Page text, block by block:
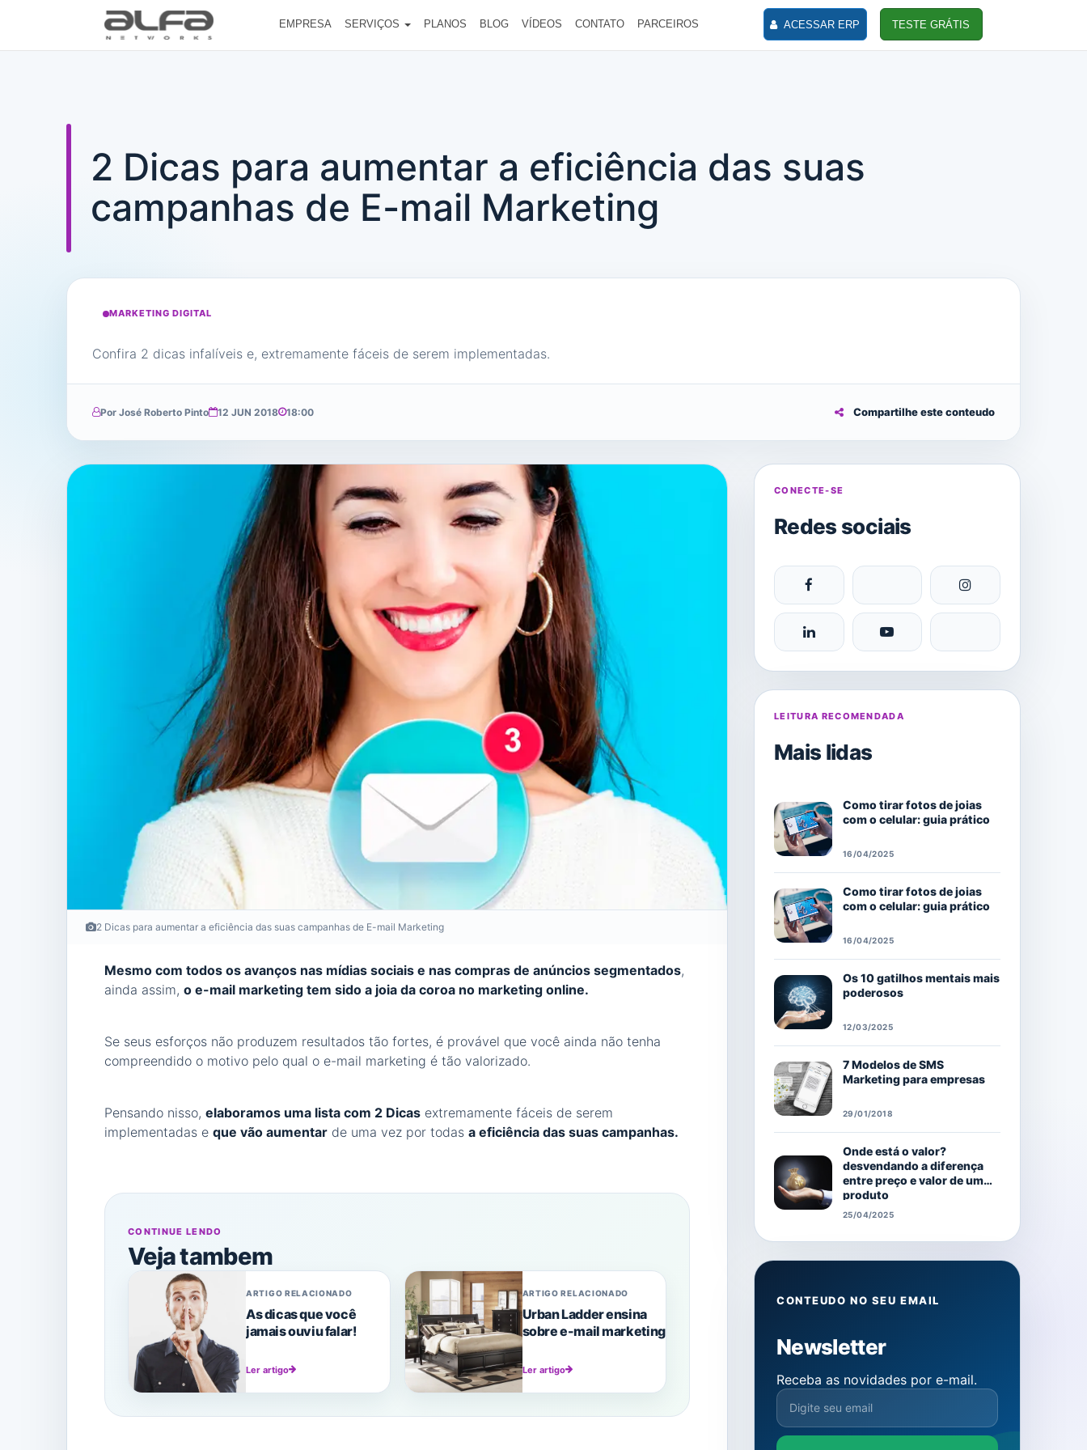
EMPRESA SERVIÇOS PLANOS BLOG VÍDEOS CONTATO PARCEIROS ACESSAR ERP TESTE GRÁTIS
2 Dicas para aumentar a eficiência das suas
campanhas de E-mail Marketing
MARKETING DIGITAL
Confira 2 dicas infalíveis e, extremamente fáceis de serem implementadas.
Por José Roberto Pinto 12 JUN 2018 18:00 Compartilhe este conteudo
2 Dicas para aumentar a eficiência das suas campanhas de E-mail Marketing
Mesmo com todos os avanços nas mídias sociais e nas compras de anúncios segmentados,
ainda assim, o e-mail marketing tem sido a joia da coroa no marketing online.
Se seus esforços não produzem resultados tão fortes, é provável que você ainda não tenha
compreendido o motivo pelo qual o e-mail marketing é tão valorizado.
Pensando nisso, elaboramos uma lista com 2 Dicas extremamente fáceis de serem
implementadas e que vão aumentar de uma vez por todas a eficiência das suas campanhas.
CONTINUE LENDO
Veja tambem
ARTIGO RELACIONADO
As dicas que você
jamais ouviu falar!
Ler artigo
ARTIGO RELACIONADO
Urban Ladder ensina
sobre e-mail marketing
Ler artigo
CONECTE-SE
Redes sociais
LEITURA RECOMENDADA
Mais lidas
Como tirar fotos de joias
com o celular: guia prático
16/04/2025
Como tirar fotos de joias
com o celular: guia prático
16/04/2025
Os 10 gatilhos mentais mais
poderosos
12/03/2025
7 Modelos de SMS
Marketing para empresas
29/01/2018
Onde está o valor?
desvendando a diferença
entre preço e valor de um
produto
25/04/2025
CONTEUDO NO SEU EMAIL
Newsletter
Receba as novidades por e-mail.